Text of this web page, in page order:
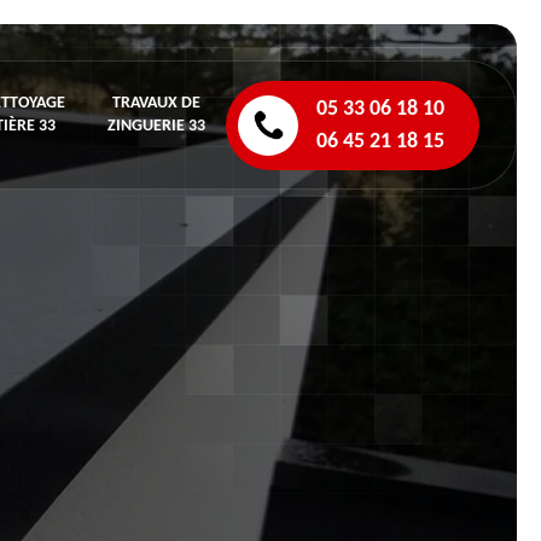
33
TRAVAUX DE
ZINGUERIE 33
05 33 06 18 10
06 45 21 18 15